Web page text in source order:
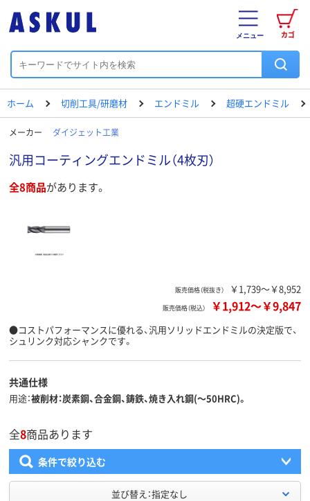
カゴ
メニュー
ホーム 切削工具/研磨材 エンドミル 超硬エンドミル
メーカー ダイジェット工業
汎用コーティングエンドミル（4枚刃）
全8商品があります。
販売価格（税抜き） ￥1,739～￥8,952
販売価格（税込） ￥1,912～￥9,847
●コストパフォーマンスに優れる、汎用ソリッドエンドミルの決定版で、
シュリンク対応シャンクです。
共通仕様
用途 被削材：炭素鋼、合金鋼、鋳鉄、焼き入れ鋼(～50HRC)。
全8商品あります
条件で絞り込む
並び替え：指定なし